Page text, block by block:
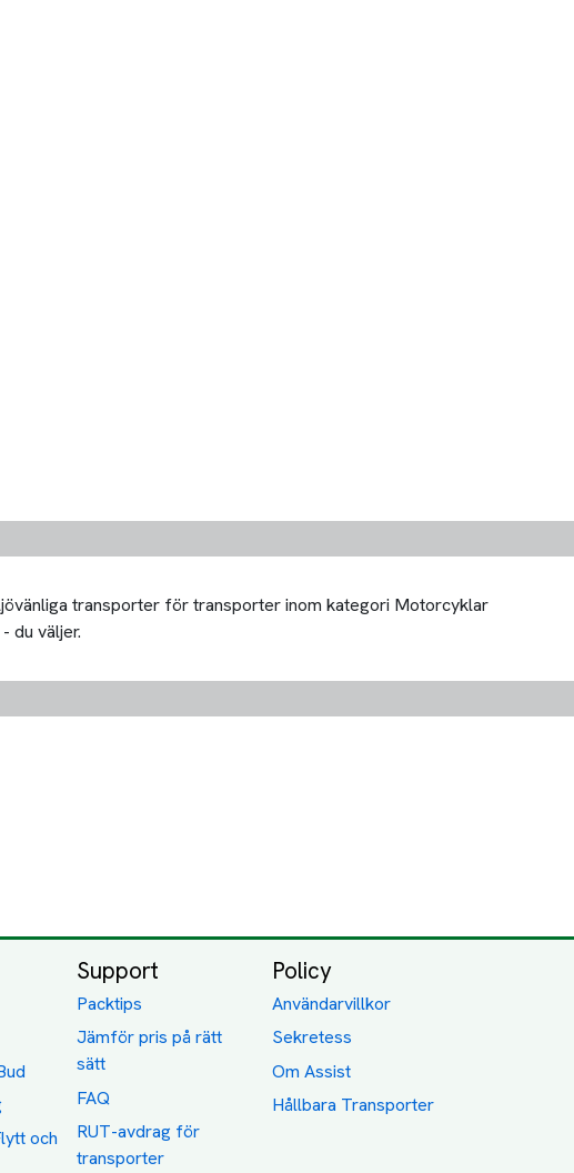
transporter för transporter inom kategori Motorcyklar
du väljer.
och
Support
Packtips
Jämför pris på rätt
sätt
FAQ
RUT-avdrag för
transporter
Policy
Användarvillkor
Sekretess
Om Assist
Hållbara Transporter